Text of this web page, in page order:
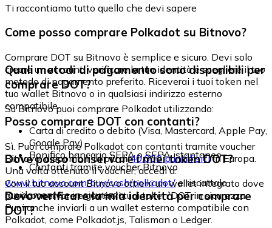
Ti raccontiamo tutto quello che devi sapere
Come posso comprare Polkadot su Bitnovo?
Comprare DOT su Bitnovo è semplice e sicuro. Devi solo
creare un account, verificare la tua identità e scegliere il tuo
metodo di pagamento preferito. Riceverai i tuoi token nel
tuo wallet Bitnovo o in qualsiasi indirizzo esterno
compatibile.
Quali metodi di pagamento sono disponibili per
comprare DOT?
Su Bitnovo puoi comprare Polkadot utilizzando:
Carta di credito o debito (Visa, Mastercard, Apple Pay,
Google Pay)
Bonifico bancario SEPA o SEPA istantaneo
Contanti tramite voucher Bitnovo
Posso comprare DOT con contanti?
Sì. Puoi comprare Polkadot con contanti tramite voucher
Bitnovo, disponibili in più di40.000 punti fisiciin Europa.
Una volta ottenuto il voucher, accedi a:
www.bitnovo.com/buy/cash/polkadot/e riscattalo
rapidamente e in sicurezza.
Dove posso conservare i miei token DOT?
Con il tuo account Bitnovo ottieni un wallet integrato dove
puoi conservare e gestire i tuoi token DOT in sicurezza.
Puoi anche inviarli a un wallet esterno compatibile con
Polkadot, come Polkadot.js, Talisman o Ledger.
Devo verificare la mia identità per comprare
DOT?